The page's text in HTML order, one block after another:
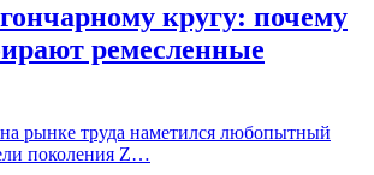
кругу: почему
ремесленные
рынке труда наметился любопытный
поколения Z…